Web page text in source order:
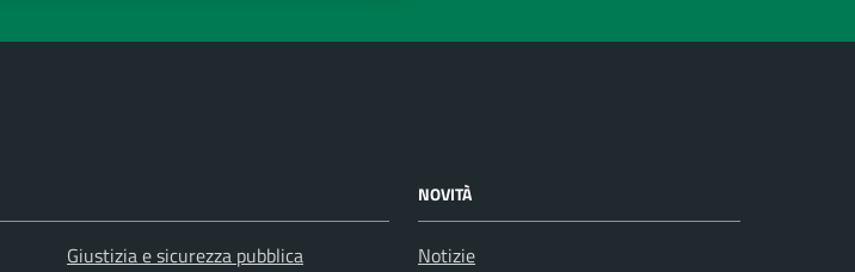
Giustizia e sicurezza pubblica
NOVITÀ
Notizie